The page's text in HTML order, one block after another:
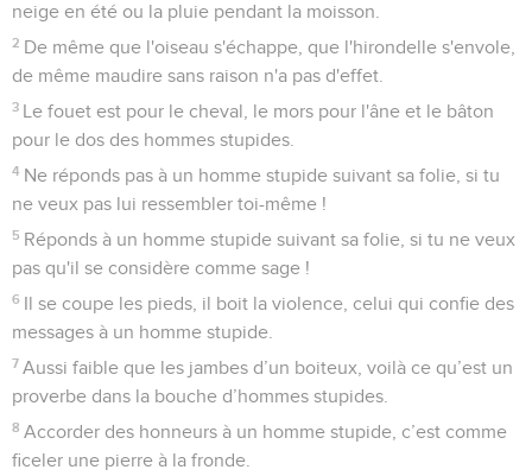
neige en été ou la pluie pendant la moisson.
2 De même que l'oiseau s'échappe, que l'hirondelle s'envole,
de même maudire sans raison n'a pas d'effet.
3 Le fouet est pour le cheval, le mors pour l'âne et le bâton
pour le dos des hommes stupides.
4 Ne réponds pas à un homme stupide suivant sa folie, si tu
ne veux pas lui ressembler toi-même !
5 Réponds à un homme stupide suivant sa folie, si tu ne veux
pas qu'il se considère comme sage !
6 Il se coupe les pieds, il boit la violence, celui qui confie des
messages à un homme stupide.
7 Aussi faible que les jambes d’un boiteux, voilà ce qu’est un
proverbe dans la bouche d’hommes stupides.
8 Accorder des honneurs à un homme stupide, c’est comme
ficeler une pierre à la fronde.